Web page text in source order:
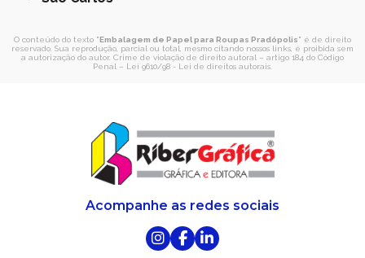
O conteúdo do texto " Embalagem de Papel para Roupas Pradópolis" é de direito
reservado. Sua reprodução, parcial ou total, mesmo citando nossos links, é proibida sem
a autorização do autor. Crime de violação de direito autoral – artigo 184 do Código
Penal – Lei 9610/98 - Lei de direitos autorais.
Acompanhe as redes sociais